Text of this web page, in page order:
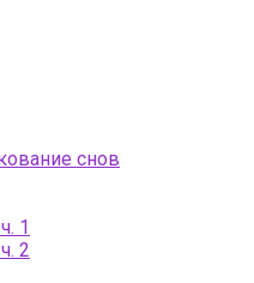
снов
1
2